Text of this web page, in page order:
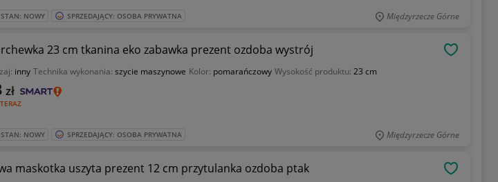
STAN: NOWY SPRZEDAJĄCY: OSOBA PRYWATNA Międzyrzecze Górne
Marchewka 23 cm tkanina eko zabawka prezent ozdoba wystrój
inny Technika wykonania: szycie maszynowe Kolor: pomarańczowy Wysokość produktu: 23 cm
zł
STAN: NOWY SPRZEDAJĄCY: OSOBA PRYWATNA Międzyrzecze Górne
maskotka uszyta prezent 12 cm przytulanka ozdoba ptak